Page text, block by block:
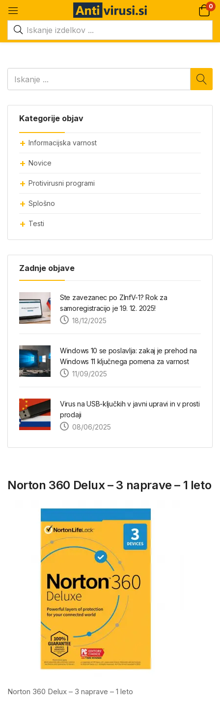
0
Kategorije objav
Informacijska varnost
Novice
Protivirusni programi
Splošno
Testi
Zadnje objave
Ste zavezanec po ZInfV-1? Rok za
samoregistracijo je 19. 12. 2025!
18/12/2025
Windows 10 se poslavlja: zakaj je prehod na
Windows 11 ključnega pomena za varnost
11/09/2025
Virus na USB-ključkih v javni upravi in v prosti
prodaji
08/06/2025
Norton 360 Delux – 3 naprave – 1 leto
Norton 360 Delux – 3 naprave – 1 leto